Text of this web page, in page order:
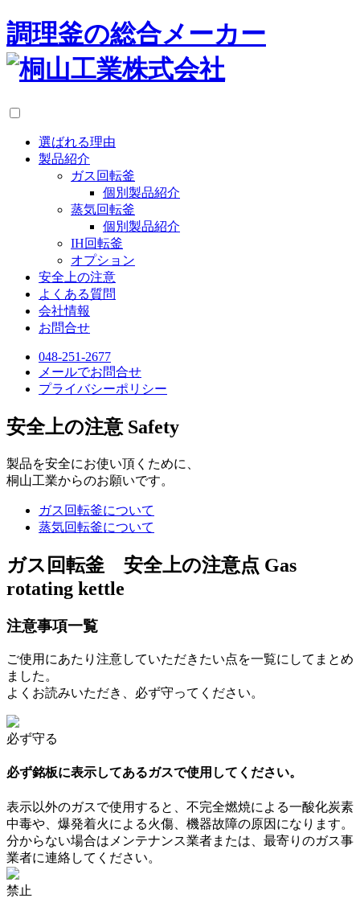
調理釜の総合メーカー
選ばれる理由
製品紹介
ガス回転釜
個別製品紹介
蒸気回転釜
個別製品紹介
IH回転釜
オプション
安全上の注意
よくある質問
会社情報
お問合せ
048-251-2677
メールでお問合せ
プライバシーポリシー
安全上の注意 Safety
製品を安全にお使い頂くために、
桐山工業からのお願いです。
ガス回転釜について
蒸気回転釜について
ガス回転釜 安全上の注意点 Gas
rotating kettle
注意事項一覧
ご使用にあたり注意していただきたい点を一覧にしてまとめ
ました。
よくお読みいただき、必ず守ってください。
必ず守る
必ず銘板に表示してあるガスで使用してください。
表示以外のガスで使用すると、不完全燃焼による一酸化炭素
中毒や、爆発着火による火傷、機器故障の原因になります。
分からない場合はメンテナンス業者または、最寄りのガス事
業者に連絡してください。
禁止